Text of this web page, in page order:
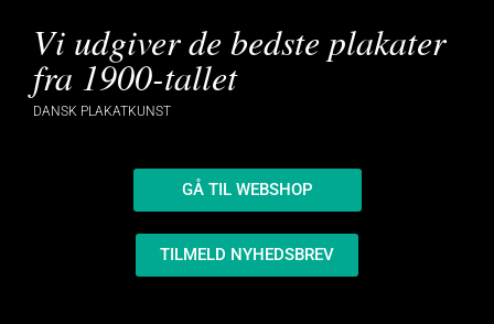
Vi udgiver de bedste plakater
fra 1900-tallet
DANSK PLAKATKUNST
GÅ TIL WEBSHOP
TILMELD NYHEDSBREV